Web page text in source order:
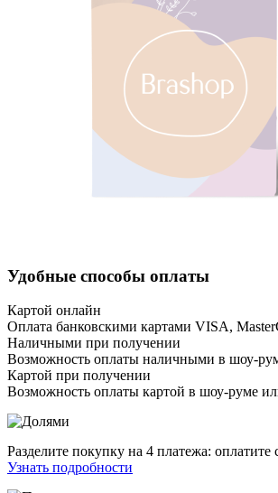
Удобные способы оплаты
Картой онлайн
Оплата банковскими картами VISA,
Наличными при получении
Возможность оплаты наличными в шоу-
Картой при получении
Возможность оплаты картой в шоу-руме
Разделите покупку на 4 платежа: оплатите
Узнать подробности